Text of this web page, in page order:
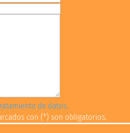
de datos.
con (*) son obligatorios.